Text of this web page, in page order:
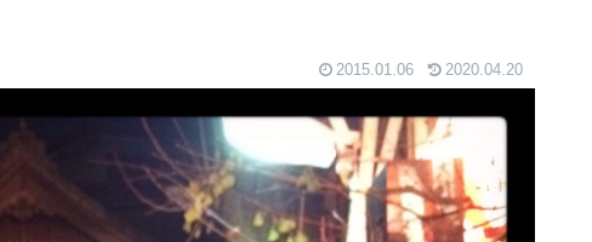
2015.01.06 2020.04.20